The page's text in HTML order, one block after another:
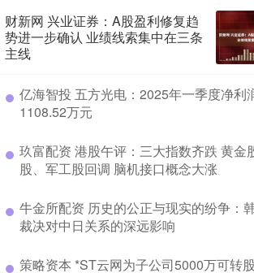
财新网 兴业证券：A股盈利修复趋
势进一步确认 业绩线索集中在三条
主线
亿海智投 五方光电：2025年一季度净利
1108.52万元
玖富配资 港股午评：三大指数齐跌 黄金
股、军工股回调 脑机接口概念大涨
牛金所配资 历史的公正与现实的纷争：
裁决对中日关系的深远影响
策略资本 *ST云网为子公司5000万可转